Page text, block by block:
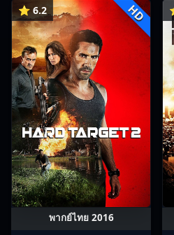
⭐ 6.2 HD
พากย์ไทย 2016